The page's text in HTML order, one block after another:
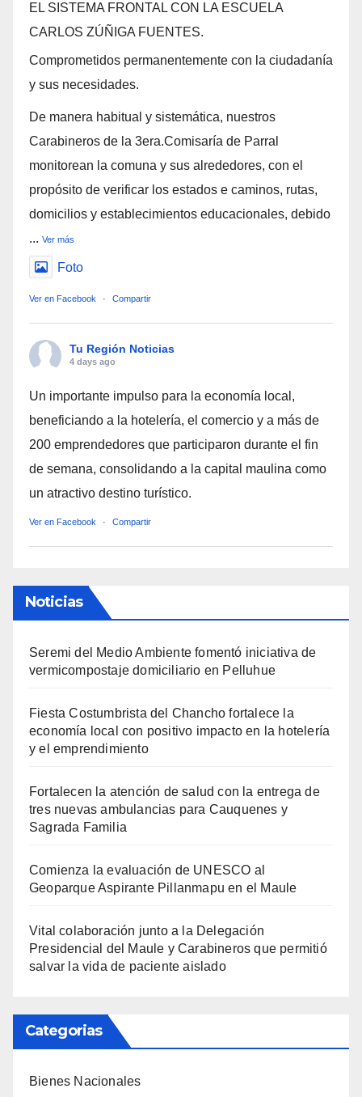
EL SISTEMA FRONTAL CON LA ESCUELA
CARLOS ZÚÑIGA FUENTES.
Comprometidos permanentemente con la ciudadanía
y sus necesidades.
De manera habitual y sistemática, nuestros
Carabineros de la 3era.Comisaría de Parral
monitorean la comuna y sus alrededores, con el
propósito de verificar los estados e caminos, rutas,
domicilios y establecimientos educacionales, debido
... Ver más
Foto
Ver en Facebook · Compartir
Tu Región Noticias
4 days ago
Un importante impulso para la economía local,
beneficiando a la hotelería, el comercio y a más de
200 emprendedores que participaron durante el fin
de semana, consolidando a la capital maulina como
un atractivo destino turístico.
Ver en Facebook · Compartir
Noticias
Seremi del Medio Ambiente fomentó iniciativa de
vermicompostaje domiciliario en Pelluhue
Fiesta Costumbrista del Chancho fortalece la
economía local con positivo impacto en la hotelería
y el emprendimiento
Fortalecen la atención de salud con la entrega de
tres nuevas ambulancias para Cauquenes y
Sagrada Familia
Comienza la evaluación de UNESCO al
Geoparque Aspirante Pillanmapu en el Maule
Vital colaboración junto a la Delegación
Presidencial del Maule y Carabineros que permitió
salvar la vida de paciente aislado
Categorias
Bienes Nacionales